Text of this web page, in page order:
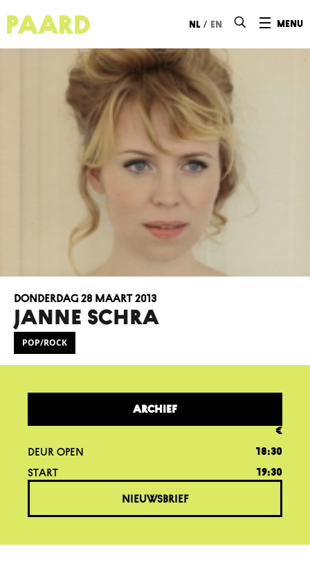
menu
nl / en
JANNE SCHRA
donderdag 28 maart 2013
POP/ROCK
ARCHIEF
€
DEUR OPEN 18:30
START 19:30
NIEUWSBRIEF